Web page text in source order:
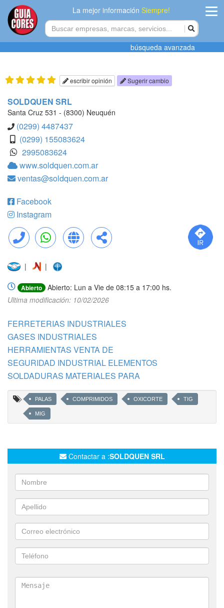
La mejor informaciónSiempre!
Agregar
búsqueda avanzada
escribir opinión Sugerir cambio
SOLDQUEN SRL
Santa Cruz 531 - (8300) Neuquén
(0299) 4487437
(0299) 155083624
2995083624
www.soldquen.com.ar
ventas@soldquen.com.ar
Facebook
Instagram
Llamar WhatsApp Web Compartir
| |
Abierto
Abierto: Lun a Vie de 08:15 a 17:00 hs.
Ultima modificación: 10/02/2026
FERRETERIAS INDUSTRIALES
GASES INDUSTRIALES
HERRAMIENTAS VENTA DE
SEGURIDAD INDUSTRIAL ELEMENTOS
SOLDADURAS MATERIALES PARA
PALAS COMPRIMIDOS OXICORTE TIG
MIG
Contactar a :SOLDQUEN SRL